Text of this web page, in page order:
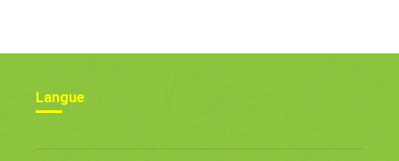
Langue